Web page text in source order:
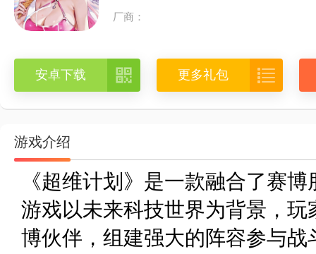
厂商：
安卓下载  更多礼包 
游戏介绍
《超维计划》是一款融合了赛
游戏以未来科技世界为背景，
博伙伴，组建强大的阵容参与战